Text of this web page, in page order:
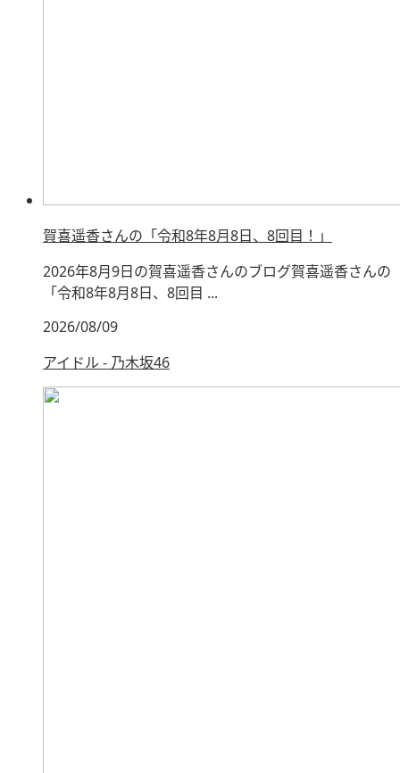
賀喜遥香さんの「令和8年8月8日、8回目！」
2026年8月9日の賀喜遥香さんのブログ賀喜遥香さんの
「令和8年8月8日、8回目 ...
2026/08/09
アイドル - 乃木坂46